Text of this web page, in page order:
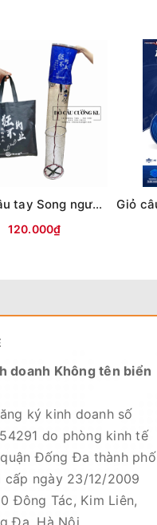
Giỏ câu tay Song ngư Xanh(Lưới,túi xách-ĐEN)
120.000₫
doanh Không tên biển
ký kinh doanh số
do phòng kinh tế
Đống Đa thành phố
cấp ngày 23/12/2009
Đông Tác, Kim Liên,